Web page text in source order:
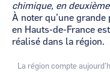
chimique, en
À noter qu’une
en Hauts-de-France
réalisé dans la région.
La région compte